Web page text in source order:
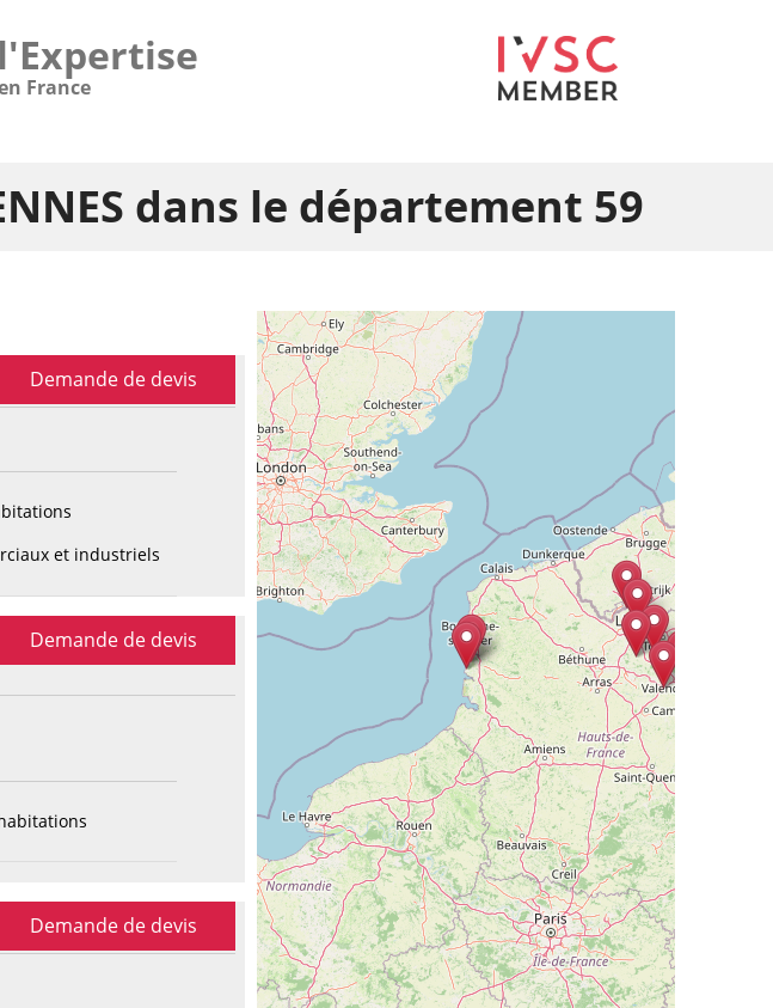
France
dans le département 59
Demande de devis
et industriels
Demande de devis
Demande de devis